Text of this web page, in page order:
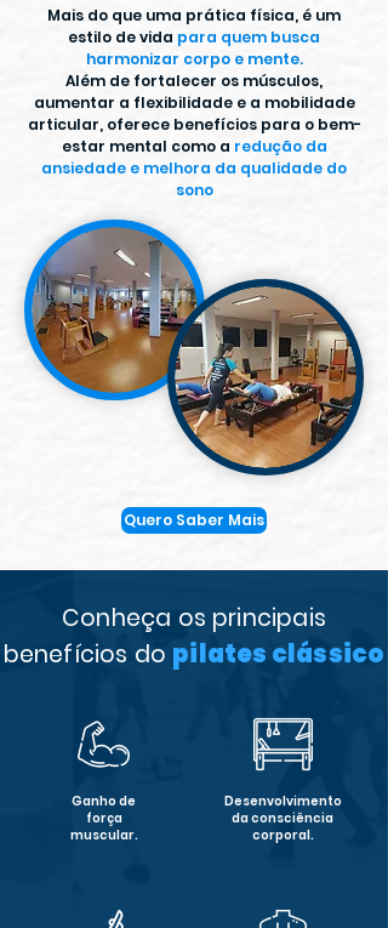
Mais do que uma prática física, é um
estilo de vida para quem busca
harmonizar corpo e mente.
Além de fortalecer os músculos,
aumentar a flexibilidade e a mobilidade
articular, oferece benefícios para o bem-
estar mental como a redução da
ansiedade e melhora da qualidade do
sono
Quero Saber Mais
Conheça os principais
benefícios do pilates clássico
Ganho de
força
muscular.
Desenvolvimento
da consciência
corporal.